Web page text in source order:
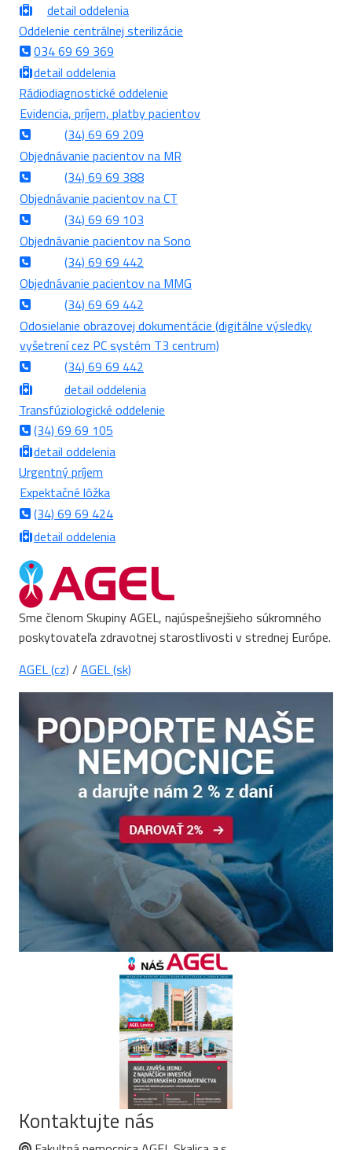
detail oddelenia
Oddelenie centrálnej sterilizácie
034 69 69 369
detail oddelenia
Rádiodiagnostické oddelenie
Evidencia, príjem, platby pacientov
(34) 69 69 209
Objednávanie pacientov na MR
(34) 69 69 388
Objednávanie pacientov na CT
(34) 69 69 103
Objednávanie pacientov na Sono
(34) 69 69 442
Objednávanie pacientov na MMG
(34) 69 69 442
Odosielanie obrazovej dokumentácie (digitálne výsledky
vyšetrení cez PC systém T3 centrum)
(34) 69 69 442
detail oddelenia
Transfúziologické oddelenie
(34) 69 69 105
detail oddelenia
Urgentný príjem
Expektačné lôžka
(34) 69 69 424
detail oddelenia
Sme členom Skupiny AGEL, najúspešnejšieho súkromného
poskytovateľa zdravotnej starostlivosti v strednej Európe.
AGEL (cz) / AGEL (sk)
Kontaktujte nás